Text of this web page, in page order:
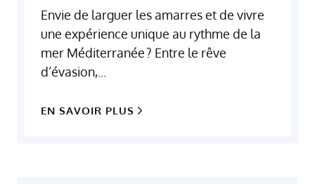
Envie de larguer les amarres et de vivre
une expérience unique au rythme de la
mer Méditerranée ? Entre le rêve
d’évasion,...
EN SAVOIR PLUS